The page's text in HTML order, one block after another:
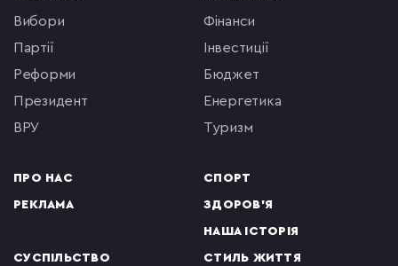
вибори
партії
реформи
президент
ВРУ
ПРО НАС
РЕКЛАМА
фінанси
інвестиції
бюджет
енергетика
туризм
СПОРТ
ЗДОРОВ'Я
НАША ІСТОРІЯ
СУСПІЛЬСТВО СТИЛЬ ЖИТТЯ